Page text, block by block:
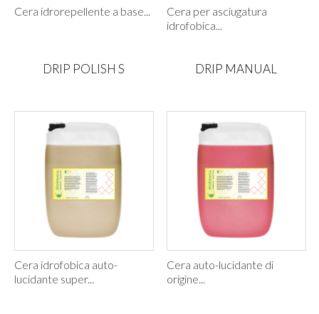
Cera idrorepellente a base...
Cera per asciugatura
idrofobica...
DRIP POLISH S
Cera idrofobica auto-
lucidante super...
DRIP MANUAL
Cera auto-lucidante di
origine...